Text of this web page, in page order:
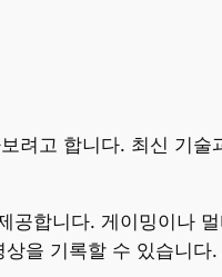
려고 합니다. 최신 기술
합니다. 게이밍이나
을 기록할 수 있습니